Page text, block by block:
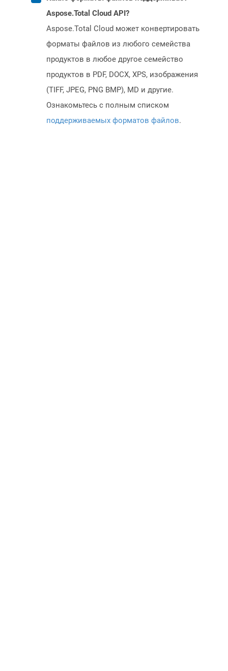
Aspose.Total Cloud API?
Aspose.Total Cloud может конвертировать
форматы файлов из любого семейства
продуктов в любое другое семейство
продуктов в PDF, DOCX, XPS, изображения
(TIFF, JPEG, PNG BMP), MD и другие.
Ознакомьтесь с полным списком
поддерживаемых форматов файлов.